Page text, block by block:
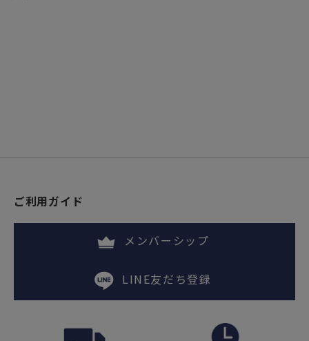
ご利用ガイド
メンバーシップ
LINE友だち登録